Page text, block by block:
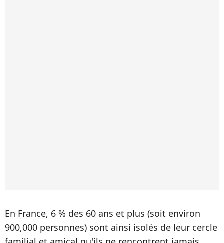
En France, 6 % des 60 ans et plus (soit environ
900,000 personnes) sont ainsi isolés de leur cercle